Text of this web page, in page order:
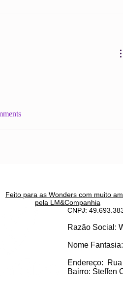
Feito para as Wonders com muito
pela LM&Companhia
CNPJ:
Razão Social:
Nome
Endereço:
Bairro: Steffen